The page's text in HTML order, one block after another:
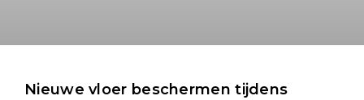
Nieuwe vloer beschermen tijdens